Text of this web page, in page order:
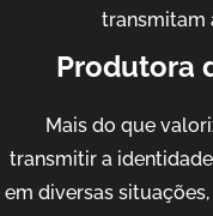
transmitam
Produtora
Mais do que
transmitir a
em diversas